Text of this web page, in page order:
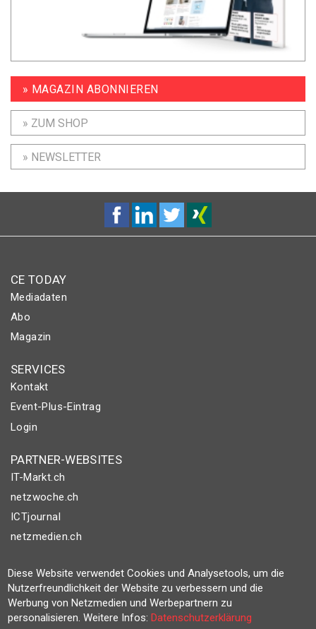
» MAGAZIN ABONNIEREN
» ZUM SHOP
» NEWSLETTER
CE TODAY
Mediadaten
Abo
Magazin
SERVICES
Kontakt
Event-Plus-Eintrag
Login
PARTNER-WEBSITES
IT-Markt.ch
netzwoche.ch
ICTjournal
netzmedien.ch
© NETZMEDIEN AG 2026
Impressum
AGB
Diese Website verwendet Cookies und Analysetools, um die
Nutzerfreundlichkeit der Website zu verbessern und die
Werbung von Netzmedien und Werbepartnern zu
personalisieren. Weitere Infos:Datenschutzerklärung